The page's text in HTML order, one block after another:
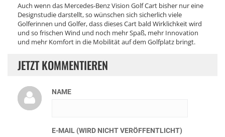
Auch wenn das Mercedes-Benz Vision Golf Cart bisher nur eine
Designstudie darstellt, so wünschen sich sicherlich viele
Golferinnen und Golfer, dass dieses Cart bald Wirklichkeit wird
und so frischen Wind und noch mehr Spaß, mehr Innovation
und mehr Komfort in die Mobilität auf dem Golfplatz bringt.
JETZT KOMMENTIEREN
NAME
E-MAIL (WIRD NICHT VERÖFFENTLICHT)